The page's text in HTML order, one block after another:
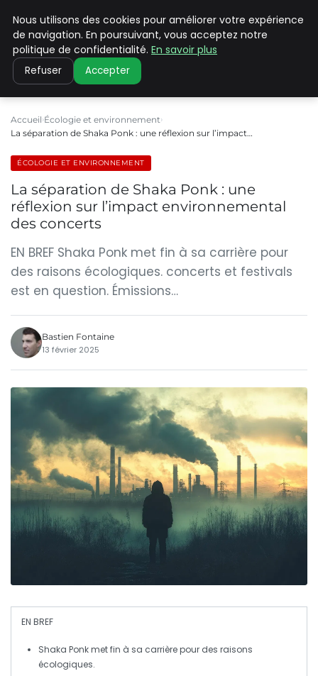
CLIMATE C ADVANCED
Accueil Écologie et environnement
La séparation de Shaka Ponk : une réflexion sur l’impact…
ÉCOLOGIE ET ENVIRONNEMENT
La séparation de Shaka Ponk : une
réflexion sur l’impact environnemental
des concerts
EN BREF Shaka Ponk met fin à sa carrière pour
des raisons écologiques. concerts et festivals
est en question. Émissions…
Bastien Fontaine
13 février 2025
EN BREF
Shaka Ponkmet fin à sa carrière pour des raisons
écologiques.
Nous utilisons des cookies pour améliorer votre expérience
de navigation. En poursuivant, vous acceptez notre
politique de confidentialité. En savoir plus
Refuser Accepter